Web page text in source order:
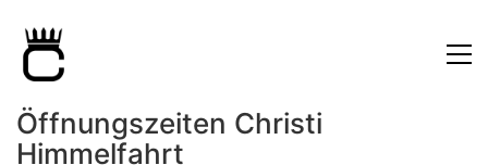
Öffnungszeiten Christi
Himmelfahrt